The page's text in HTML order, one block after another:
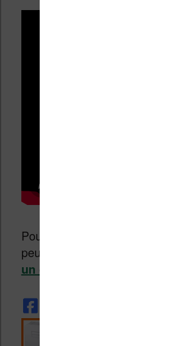
Pour les possesseurs de
peut vous intéresser :
un dictionnaire sur liseuse